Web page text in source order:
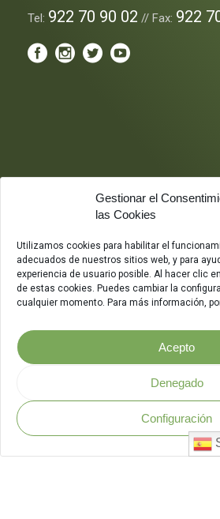
Gestionar el
las Cookies
Utilizamos cookies para habilitar el
adecuados de nuestros sitios web, y para
experiencia de usuario posible. Al hacer clic
de estas cookies. Puedes cambiar la
cualquier momento. Para más información,
Acepto
Denegado
Configuración
Tel: 922 70 90 02 // Fax: 922
Política de